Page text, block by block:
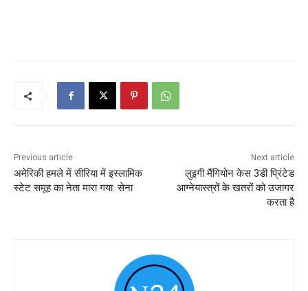
Previous article
अमेरिकी हमले में सीरिया में इस्लामिक
स्टेट समूह का नेता मारा गया: सेना
Next article
लुइगी मैंगियोन केस 3डी प्रिंटेड
आग्नेयास्त्रों के खतरों को उजागर
करता है